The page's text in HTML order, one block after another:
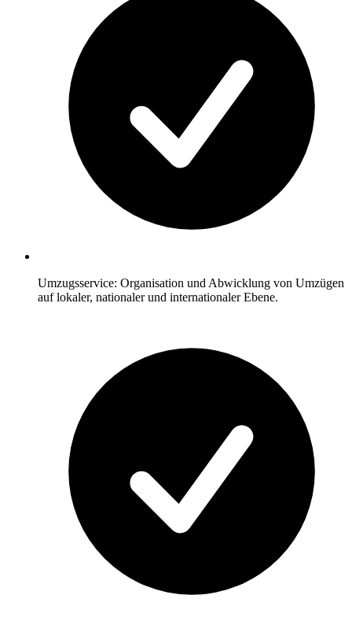
Umzugsservice: Organisation und Abwicklung von Umzügen
auf lokaler, nationaler und internationaler Ebene.